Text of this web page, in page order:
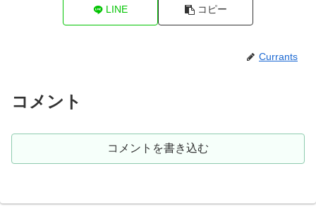
LINE コピー
Currants
コメント
コメントを書き込む